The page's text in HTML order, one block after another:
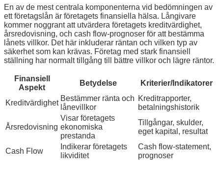
En av de mest centrala komponenterna vid bedömningen av
ett företagslån är företagets finansiella hälsa. Långivare
kommer noggrant att utvärdera företagets kreditvärdighet,
årsredovisning, och cash flow-prognoser för att bestämma
lånets villkor. Det här inkluderar räntan och vilken typ av
säkerhet som kan krävas. Företag med stark finansiell
ställning har normalt tillgång till bättre villkor och lägre räntor.
Finansiell
Aspekt
Betydelse Kriterier/Indikatorer
Kreditvärdighet
Bestämmer ränta och
lånevillkor
Kreditrapporter,
betalningshistorik
Årsredovisning
Visar företagets
ekonomiska
prestanda
Tillgångar, skulder,
eget kapital, resultat
Cash Flow
Indikerar företagets
likviditet
Cash flow-statement,
prognoser